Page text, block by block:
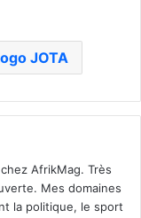
JOTA
AfrikMag. Très
Mes domaines
la politique, le sport